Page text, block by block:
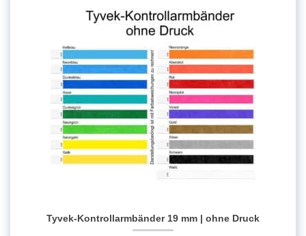
Tyvek-Kontrollarmbänder 19 mm | ohne Druck